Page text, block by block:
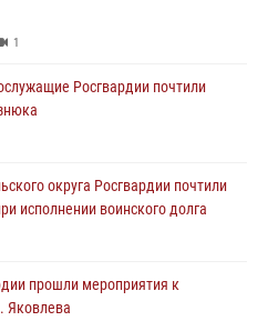
1
Росгвардии почтили
округа Росгвардии почтили
исполнении воинского долга
прошли мероприятия к
Яковлева